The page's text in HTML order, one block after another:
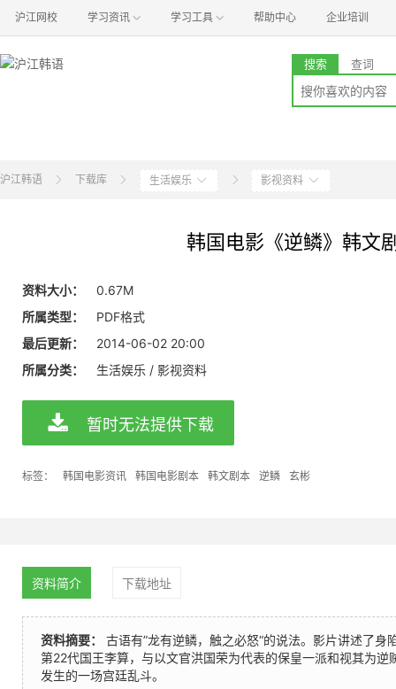
沪江网校 学习资讯 学习工具 帮助中心 企业培训
搜索 查词
沪江韩语 下载库 生活娱乐 影视资料
韩国电影《逆鳞》韩文
资料大小：
0.67M
所属类型：
PDF格式
最后更新：
2014-06-02 20:00
所属分类：
生活娱乐 / 影视资料
暂时无法提供下载
标签： 韩国电影资讯 韩国电影剧本 韩文剧本 逆鳞 玄彬
资料简介 下载地址
资料摘要：
古语有”龙有逆鳞，触之必怒“的说法。影片讲述了身
第22代国王李算，与以文官洪国荣为代表的保皇一派和视其为逆
发生的一场宫廷乱斗。